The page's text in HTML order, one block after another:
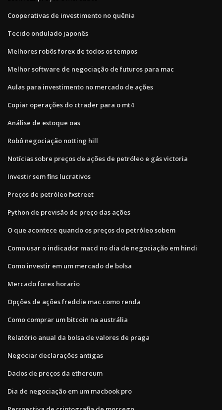
Cooperativas de investimento no quênia
Tecido ondulado japonês
Melhores robôs forex de todos os tempos
Melhor software de negociação de futuros para mac
Aulas para investimento no mercado de ações
Copiar operações do ctrader para o mt4
Análise de estoque oas
Robô negociação notting hill
Notícias sobre preços de ações de petróleo e gás victoria
Investir sem fins lucrativos
Preços de petróleo fxstreet
Python de previsão de preço das ações
O que acontece quando os preços do petróleo sobem
Como usar o indicador macd no dia de negociação em hindi
Como investir em um mercado de bolsa
Mercado forex horario
Opções de ações freddie mac como renda
Como comprar um bitcoin na austrália
Relatório anual da bolsa de valores de praga
Negociar declarações antigas
Dados de preços da ethereum
Dia de negociação em um macbook pro